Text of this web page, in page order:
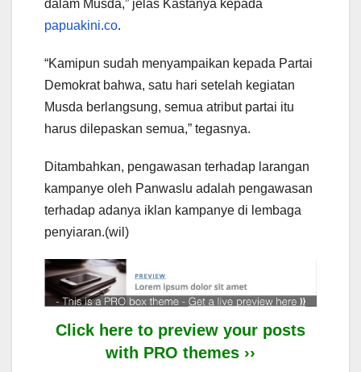
dalam Musda,” jelas Kastanya kepada
papuakini.co.
“Kamipun sudah menyampaikan kepada Partai
Demokrat bahwa, satu hari setelah kegiatan
Musda berlangsung, semua atribut partai itu
harus dilepaskan semua,” tegasnya.
Ditambahkan, pengawasan terhadap larangan
kampanye oleh Panwaslu adalah pengawasan
terhadap adanya iklan kampanye di lembaga
penyiaran.(wil)
Click here to preview your posts
with PRO themes ››